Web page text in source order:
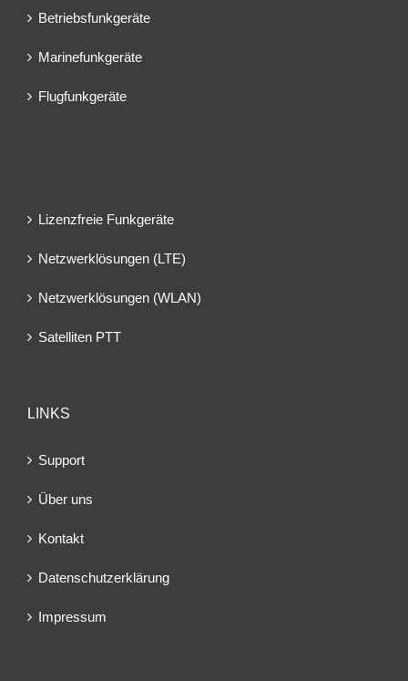
Betriebsfunkgeräte
Marinefunkgeräte
Flugfunkgeräte
Lizenzfreie Funkgeräte
Netzwerklösungen (LTE)
Netzwerklösungen (WLAN)
Satelliten PTT
LINKS
Support
Über uns
Kontakt
Datenschutzerklärung
Impressum